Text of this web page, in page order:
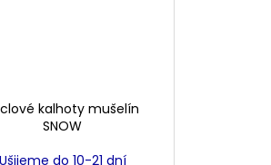
kalhoty mušelín
SNOW
Ušijeme do 10-21 dní